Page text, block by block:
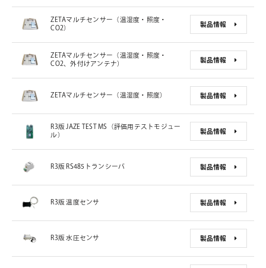
ZETAマルチセンサー（温湿度・照度・
CO2）
製品情報
ZETAマルチセンサー（温湿度・照度・
CO2、外付けアンテナ）
製品情報
ZETAマルチセンサー（温湿度・照度） 製品情報
R3版 JAZE TEST MS（評価用テストモジュー
ル）
製品情報
R3版 RS485トランシーバ 製品情報
R3版 温度センサ 製品情報
R3版 水圧センサ 製品情報